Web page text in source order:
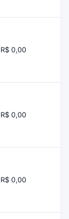
R$ 0,00
R$ 0,00
R$ 0,00